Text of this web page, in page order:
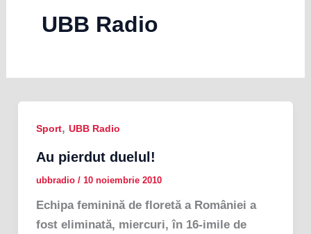
UBB Radio
Sport, UBB Radio
Au pierdut duelul!
ubbradio / 10 noiembrie 2010
Echipa feminină de floretă a României a
fost eliminată, miercuri, în 16-imile de